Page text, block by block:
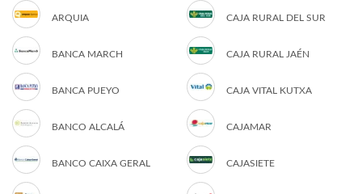
ARQUIA
BANCA MARCH
BANCA PUEYO
BANCO ALCALÁ
BANCO CAIXA GERAL
CAJA RURAL DEL SUR
CAJA RURAL JAÉN
CAJA VITAL KUTXA
CAJAMAR
CAJASIETE